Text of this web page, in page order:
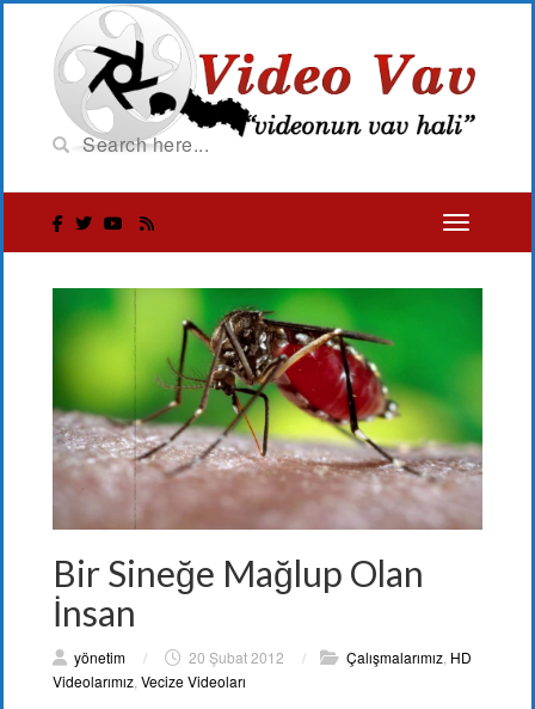
Bir Sineğe Mağlup Olan
İnsan
yönetim / 20 Şubat 2012 / Çalışmalarımız, HD
Videolarımız,Vecize Videoları